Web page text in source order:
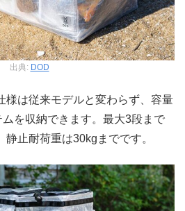
出典: DOD
様は従来モデルと変わらず、容量
を収納できます。最大3段まで
止耐荷重は30kgまでです。